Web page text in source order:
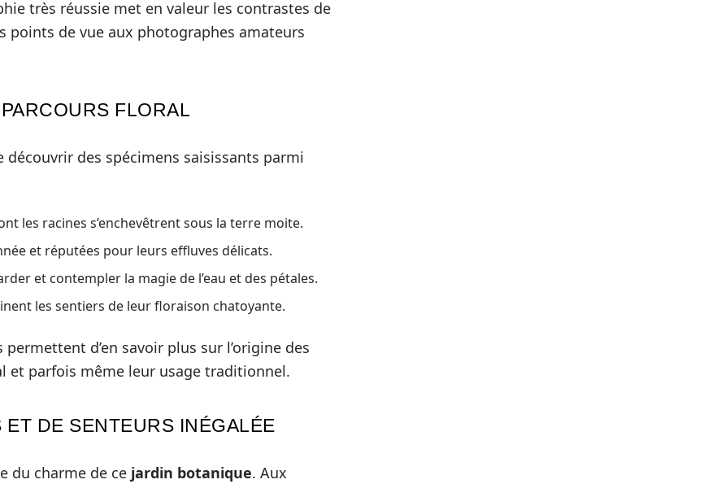
très réussie met en valeur les contrastes de
points de vue aux photographes amateurs
FLORAL
des spécimens saisissants parmi
les racines s’enchevêtrent sous la terre moite.
et réputées pour leurs effluves délicats.
et contempler la magie de l’eau et des pétales.
les sentiers de leur floraison chatoyante.
d’en savoir plus sur l’origine des
et parfois même leur usage traditionnel.
DE SENTEURS INÉGALÉE
du charme de ce jardin botanique. Aux